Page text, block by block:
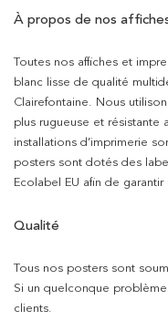
À propos de nos
Toutes nos affiches et
blanc lisse de qualité
Clairefontaine. Nous
plus rugueuse et résistante
installations d’imprimerie
posters sont dotés des
Ecolabel EU afin de
Qualité
Tous nos posters sont
Si un quelconque
clients.